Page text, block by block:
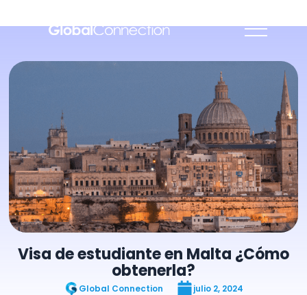
Visa de estudiante en Malta ¿Cómo
obtenerla?
Global Connection julio 2, 2024